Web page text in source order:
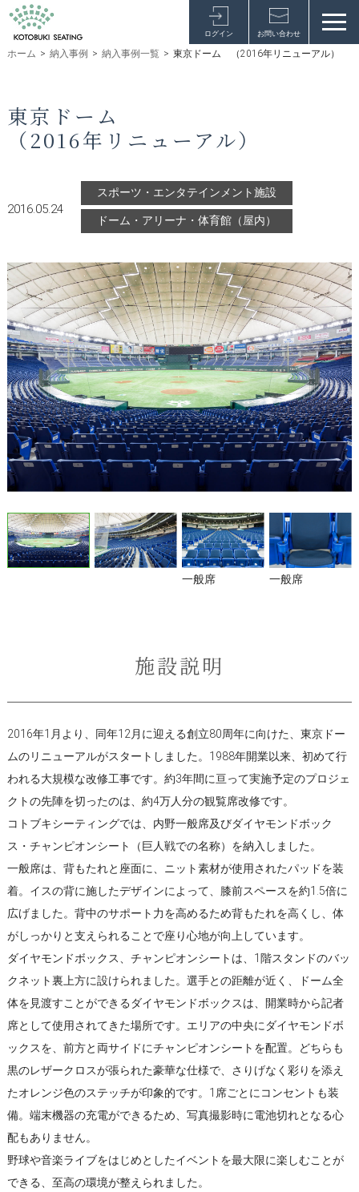
ログイン お問い合わせ
ホーム > 納入事例 > 納入事例一覧 > 東京ドーム （2016年リニューアル）
東京ドーム
（2016年リニューアル）
2016.05.24
スポーツ・エンタテインメント施設
ドーム・アリーナ・体育館（屋内）
一般席 一般席
施設説明
2016年1月より、同年12月に迎える創立80周年に向けた、東京ドー
ムのリニューアルがスタートしました。1988年開業以来、初めて行
われる大規模な改修工事です。約3年間に亘って実施予定のプロジェ
クトの先陣を切ったのは、約4万人分の観覧席改修です。
コトブキシーティングでは、内野一般席及びダイヤモンドボック
ス・チャンピオンシート（巨人戦での名称）を納入しました。
一般席は、背もたれと座面に、ニット素材が使用されたパッドを装
着。イスの背に施したデザインによって、膝前スペースを約1.5倍に
広げました。背中のサポート力を高めるため背もたれを高くし、体
がしっかりと支えられることで座り心地が向上しています。
ダイヤモンドボックス、チャンピオンシートは、1階スタンドのバッ
クネット裏上方に設けられました。選手との距離が近く、ドーム全
体を見渡すことができるダイヤモンドボックスは、開業時から記者
席として使用されてきた場所です。エリアの中央にダイヤモンドボ
ックスを、前方と両サイドにチャンピオンシートを配置。どちらも
黒のレザークロスが張られた豪華な仕様で、さりげなく彩りを添え
たオレンジ色のステッチが印象的です。1席ごとにコンセントも装
備。端末機器の充電ができるため、写真撮影時に電池切れとなる心
配もありません。
野球や音楽ライブをはじめとしたイベントを最大限に楽しむことが
できる、至高の環境が整えられました。